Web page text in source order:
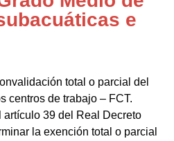
e
total o parcial del
centros de trabajo – FCT.
39 del Real Decreto
la exención total o parcial